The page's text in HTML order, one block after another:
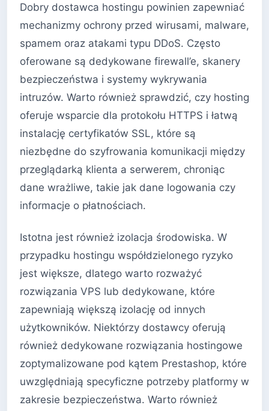
Dobry dostawca hostingu powinien zapewniać
mechanizmy ochrony przed wirusami, malware,
spamem oraz atakami typu DDoS. Często
oferowane są dedykowane firewall’e, skanery
bezpieczeństwa i systemy wykrywania
intruzów. Warto również sprawdzić, czy hosting
oferuje wsparcie dla protokołu HTTPS i łatwą
instalację certyfikatów SSL, które są
niezbędne do szyfrowania komunikacji między
przeglądarką klienta a serwerem, chroniąc
dane wrażliwe, takie jak dane logowania czy
informacje o płatnościach.
Istotna jest również izolacja środowiska. W
przypadku hostingu współdzielonego ryzyko
jest większe, dlatego warto rozważyć
rozwiązania VPS lub dedykowane, które
zapewniają większą izolację od innych
użytkowników. Niektórzy dostawcy oferują
również dedykowane rozwiązania hostingowe
zoptymalizowane pod kątem Prestashop, które
uwzględniają specyficzne potrzeby platformy w
zakresie bezpieczeństwa. Warto również